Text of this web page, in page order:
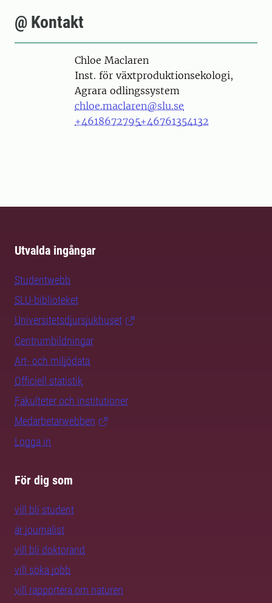
@ Kontakt
PersonChloe Maclaren
Inst. för växtproduktionsekologi,
Agrara odlingssystem
chloe.maclaren@slu.se
+4618672795+46761354132
Utvalda ingångar
Studentwebb
SLU-biblioteket
Universitetsdjursjukhuset
Centrumbildningar
Art- och miljödata
Officiell statistik
Fakulteter och institutioner
Medarbetarwebben
Logga in
För dig som
vill bli student
är journalist
vill bli doktorand
vill söka jobb
vill rapportera om naturen